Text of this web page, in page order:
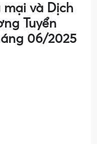
và Dịch
Tuyển
06/2025